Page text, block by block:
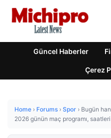
Güncel Haberler
Çerez
Home › Forums › Spor › Bugün
2026 günün maç programı,